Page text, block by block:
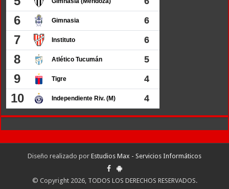
Diseño realizado por Estudios Max - Servicios Informáticos
© Copyright 2026, TODOS LOS DERECHOS RESERVADOS.